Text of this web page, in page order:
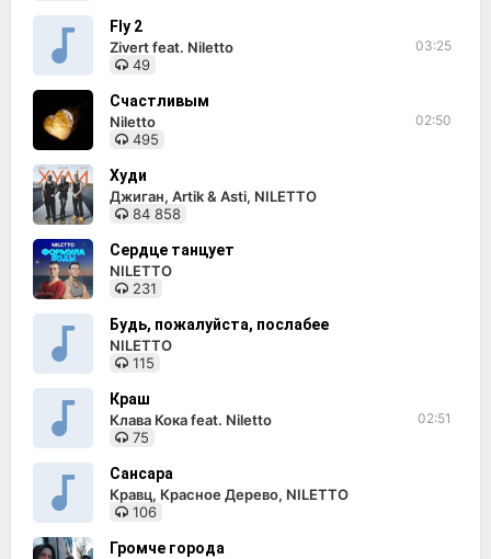
Fly 2
Zivert feat. Niletto
49
03:25
Счастливым
Niletto
495
02:50
Худи
Джиган, Artik & Asti, NILETTO
84 858
Сердце танцует
NILETTO
231
Будь, пожалуйста, послабее
NILETTO
115
Краш
Клава Кока feat. Niletto
75
02:51
Сансара
Кравц, Красное Дерево, NILETTO
106
Громче города